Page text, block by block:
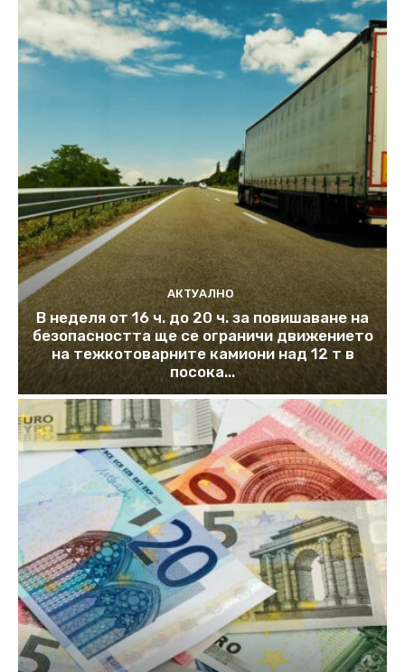
АКТУАЛНО
В неделя от 16 ч. до 20 ч. за повишаване на
безопасността ще се ограничи движението
на тежкотоварните камиони над 12 т в
посока...